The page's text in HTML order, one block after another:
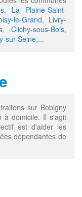
, La Plaine-Saint-
le-Grand, Livry-
, Clichy-sous-Bois,
sur-Seine,...
sur Bobigny
à domicile. Il s'agit
est d'aider les
dépendantes de